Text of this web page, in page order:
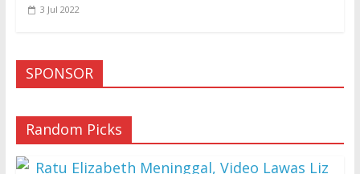
3 Jul 2022
SPONSOR
Random Picks